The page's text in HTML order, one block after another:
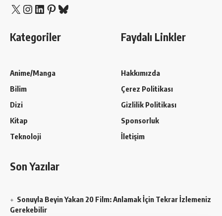
X Instagram
LinkedIn
Pinterest
Bluesky
Kategoriler
Anime/Manga
Bilim
Dizi
Kitap
Teknoloji
Faydalı Linkler
Hakkımızda
Çerez Politikası
Gizlilik Politikası
Sponsorluk
İletişim
Son Yazılar
Sonuyla Beyin Yakan 20 Film: Anlamak İçin Tekrar İzlemeniz
Gerekebilir